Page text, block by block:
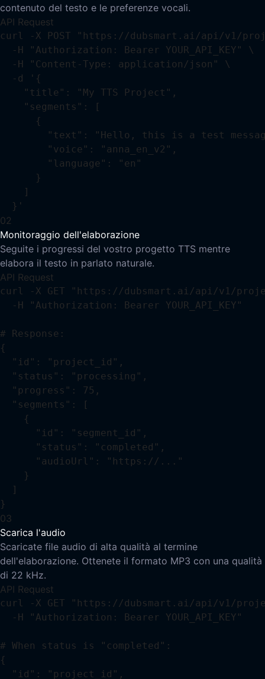
contenuto del testo e le preferenze vocali.
API Request
curl -X POST "https://dubsmart.ai/api/v1/
  -H "Authorization: Bearer YOUR_API_KEY" \
  -H "Content-Type: application/json" \
  -d '{
    "title": "My TTS Project",
    "segments": [
      {
"text": "Hello, this is a test
        "voice": "anna_en_v2",
        "language": "en"
      }
    ]
  }'
02
Monitoraggio dell'elaborazione
Seguite i progressi del vostro progetto TTS mentre
elabora il testo in parlato naturale.
API Request
curl -X GET "https://dubsmart.ai/api/v1/
  -H "Authorization: Bearer YOUR_API_KEY"
# Response:
{
  "id": "project_id",
  "status": "processing",
  "progress": 75,
  "segments": [
    {
      "id": "segment_id",
      "status": "completed",
      "audioUrl": "https://..."
    }
  ]
}
03
Scarica l'audio
Scaricate file audio di alta qualità al termine
dell'elaborazione. Ottenete il formato MP3 con una qualità
di 22 kHz.
API Request
curl -X GET "https://dubsmart.ai/api/v1/
  -H "Authorization: Bearer YOUR_API_KEY"
# When status is "completed":
{
  "id": "project_id",